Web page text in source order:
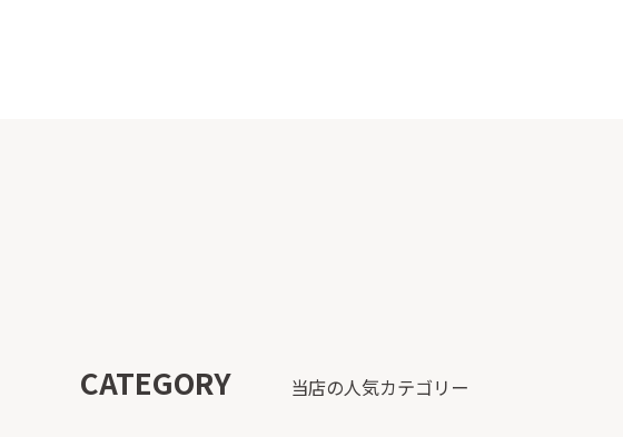
CATEGORY 当店の人気カテゴリー